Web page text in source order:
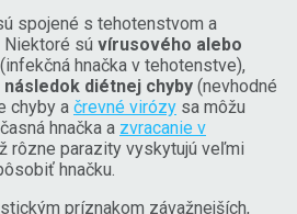
spojené s tehotenstvom a
Niektoré sú vírusového alebo
(infekčná hnačka v tehotenstve),
následok diétnej chyby (nevhodné
chyby a črevné virózy sa môžu
hnačka a zvracanie v
rôzne parazity vyskytujú veľmi
hnačku.
príznakom závažnejších,